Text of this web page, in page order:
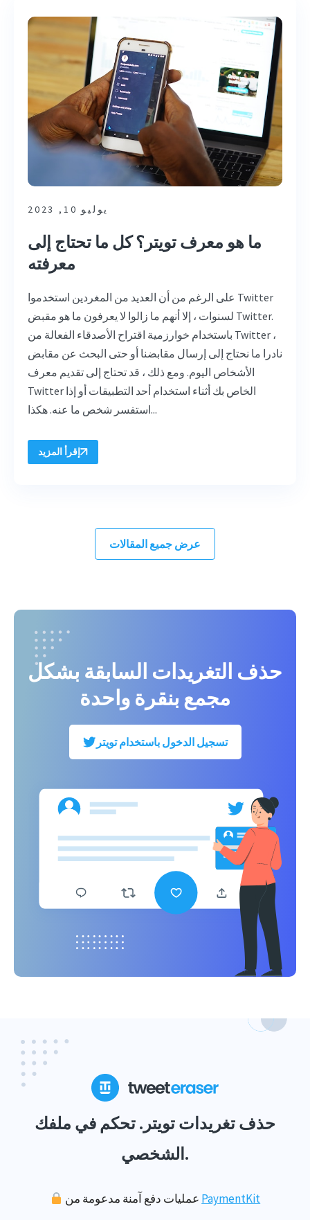
يوليو 10, 2023
ما هو معرف تويتر؟ كل ما تحتاج إلى
معرفته
على الرغم من أن العديد من المغردين استخدموا Twitter
لسنوات ، إلا أنهم ما زالوا لا يعرفون ما هو مقبض Twitter.
باستخدام خوارزمية اقتراح الأصدقاء الفعالة من Twitter ،
نادرا ما نحتاج إلى إرسال مقابضنا أو حتى البحث عن مقابض
الأشخاص اليوم. ومع ذلك ، قد تحتاج إلى تقديم معرف
Twitter الخاص بك أثناء استخدام أحد التطبيقات أو إذا
استفسر شخص ما عنه. هكذا...
إقرأ المزيد
عرض جميع المقالات
حذف التغريدات السابقة بشكل
مجمع بنقرة واحدة
تسجيل الدخول باستخدام تويتر
حذف تغريدات تويتر. تحكم في ملفك
الشخصي.
PaymentKit